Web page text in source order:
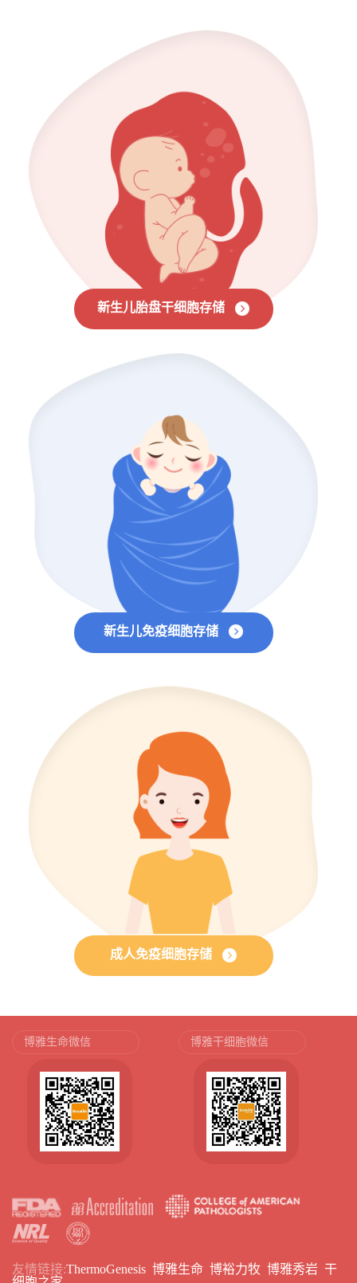
新生儿胎盘干细胞存储
新生儿免疫细胞存储
成人免疫细胞存储
博雅生命微信 博雅干细胞微信
友情链接:ThermoGenesis 博雅生命 博裕力牧 博雅秀岩 干